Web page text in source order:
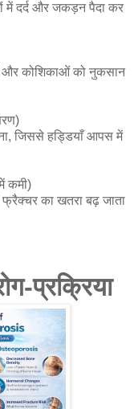
में दर्द और जकड़न पैदा कर
और कोशिकाओं को नुकसान
जिससे हड्डियाँ आपस में
कमी)
का खतरा बढ़ जाता
प्रक्रिया